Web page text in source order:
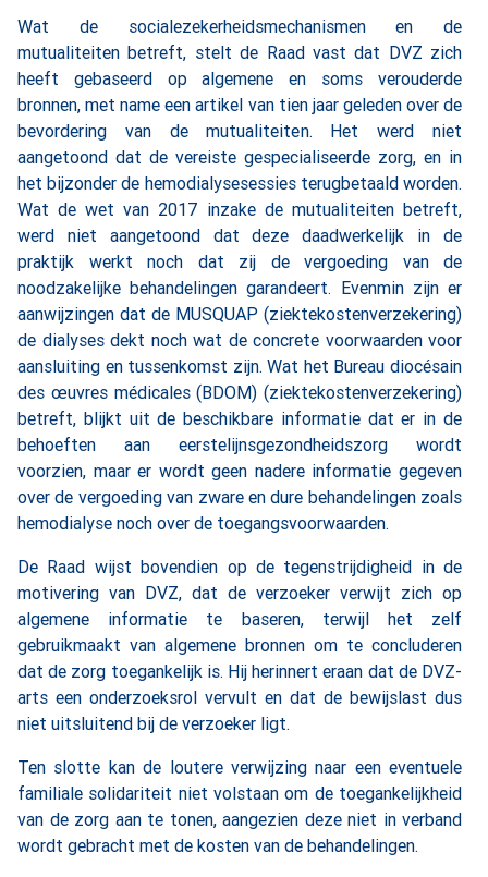
Wat de socialezekerheidsmechanismen en de
mutualiteiten betreft, stelt de Raad vast dat DVZ zich
heeft gebaseerd op algemene en soms verouderde
bronnen, met name een artikel van tien jaar geleden over de
bevordering van de mutualiteiten. Het werd niet
aangetoond dat de vereiste gespecialiseerde zorg, en in
het bijzonder de hemodialysesessies terugbetaald worden.
Wat de wet van 2017 inzake de mutualiteiten betreft,
werd niet aangetoond dat deze daadwerkelijk in de
praktijk werkt noch dat zij de vergoeding van de
noodzakelijke behandelingen garandeert. Evenmin zijn er
aanwijzingen dat de MUSQUAP (ziektekostenverzekering)
de dialyses dekt noch wat de concrete voorwaarden voor
aansluiting en tussenkomst zijn. Wat het Bureau diocésain
des œuvres médicales (BDOM) (ziektekostenverzekering)
betreft, blijkt uit de beschikbare informatie dat er in de
behoeften aan eerstelijnsgezondheidszorg wordt
voorzien, maar er wordt geen nadere informatie gegeven
over de vergoeding van zware en dure behandelingen zoals
hemodialyse noch over de toegangsvoorwaarden.
De Raad wijst bovendien op de tegenstrijdigheid in de
motivering van DVZ, dat de verzoeker verwijt zich op
algemene informatie te baseren, terwijl het zelf
gebruikmaakt van algemene bronnen om te concluderen
dat de zorg toegankelijk is. Hij herinnert eraan dat de DVZ-
arts een onderzoeksrol vervult en dat de bewijslast dus
niet uitsluitend bij de verzoeker ligt.
Ten slotte kan de loutere verwijzing naar een eventuele
familiale solidariteit niet volstaan om de toegankelijkheid
van de zorg aan te tonen, aangezien deze niet in verband
wordt gebracht met de kosten van de behandelingen.